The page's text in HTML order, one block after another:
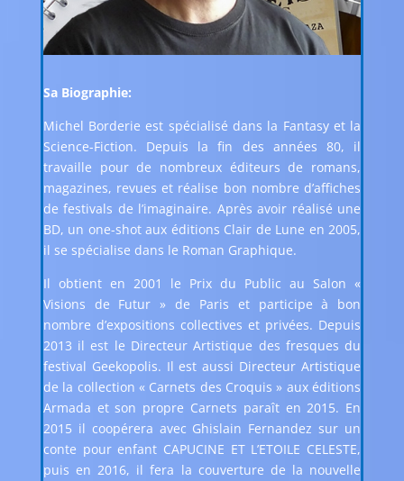
Sa Biographie:
Michel Borderie est spécialisé dans la Fantasy et la
Science-Fiction. Depuis la fin des années 80, il
travaille pour de nombreux éditeurs de romans,
magazines, revues et réalise bon nombre d’affiches
de festivals de l’imaginaire. Après avoir réalisé une
BD, un one-shot aux éditions Clair de Lune en 2005,
il se spécialise dans le Roman Graphique.
Il obtient en 2001 le Prix du Public au Salon «
Visions de Futur » de Paris et participe à bon
nombre d’expositions collectives et privées. Depuis
2013 il est le Directeur Artistique des fresques du
festival Geekopolis. Il est aussi Directeur Artistique
de la collection « Carnets des Croquis » aux éditions
Armada et son propre Carnets paraît en 2015. En
2015 il coopérera avec Ghislain Fernandez sur un
conte pour enfant CAPUCINE ET L’ETOILE CELESTE,
puis en 2016, il fera la couverture de la nouvelle